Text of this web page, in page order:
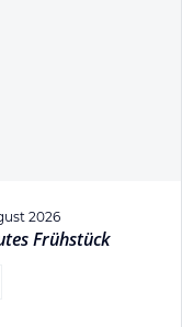
2026
Frühstück